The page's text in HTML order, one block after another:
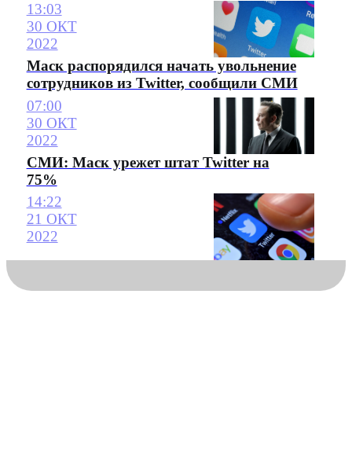
13:03
30 ОКТ
2022
Маск распорядился начать увольнение
сотрудников из Twitter, сообщили СМИ
07:00
30 ОКТ
2022
СМИ: Маск урежет штат Twitter на
75%
14:22
21 ОКТ
2022